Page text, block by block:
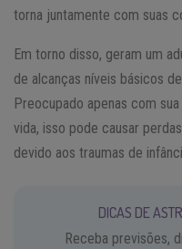
torna juntamente com suas
Em torno disso, geram um
de alcanças níveis básicos
Preocupado apenas com
vida, isso pode causar
devido aos traumas de
DICAS DE
Receba previsões,